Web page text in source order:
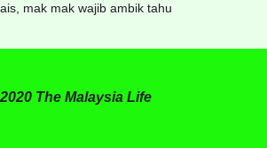
mak mak wajib ambik tahu
The Malaysia Life